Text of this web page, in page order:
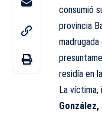
consumió
provincia
residía en
La
González,